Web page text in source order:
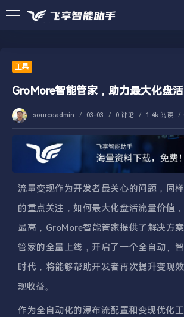
工具
GroMore智能管家，助力最大化盘
sourceadmin / 03-03 / 0 评论 / 1.4k 阅读 /
流量变现作为开发者最关心的问题，同
的重点关注，如何最大化盘活流量价值
最高，GroMore智能管家提供了解决方
管家的全量上线，开启了一个全自动、
时代，将能够帮助开发者再次提升变现
现收益。
作为全自动化的瀑布流配置和变现优化